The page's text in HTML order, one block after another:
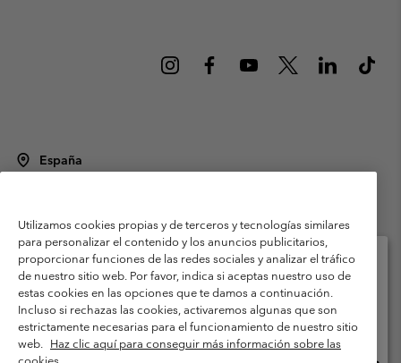
España
Condiciones de uso
Terminos de Venta
Garantía
Política de Privacidad
Términos y condiciones del programa de miembros
Términos De Uso Del Contenido Generado Por Los Usuarios
Impressum
Cookies Public CBCR
Utilizamos cookies propias y de terceros y tecnologías similares
para personalizar el contenido y los anuncios publicitarios,
proporcionar funciones de las redes sociales y analizar el tráfico
de nuestro sitio web. Por favor, indica si aceptas nuestro uso de
estas cookies en las opciones que te damos a continuación.
Incluso si rechazas las cookies, activaremos algunas que son
estrictamente necesarias para el funcionamiento de nuestro sitio
web. Haz clic aquí para conseguir más información sobre las
Selecciona tu país e idioma envío
Compras en línea disponibles